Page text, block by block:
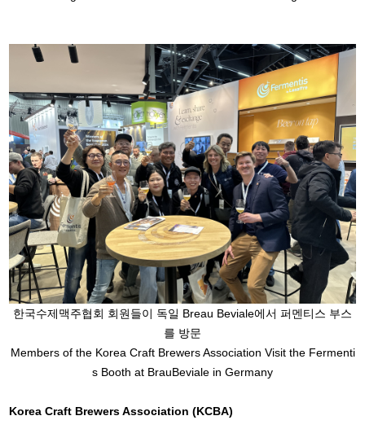
한국수제맥주협회 회원들이 독일 Breau Beviale에서 퍼멘티스 부스
를 방문
Members of the Korea Craft Brewers Association Visit the Fermenti
s Booth at BrauBeviale in Germany
Korea Craft Brewers Association (KCBA)